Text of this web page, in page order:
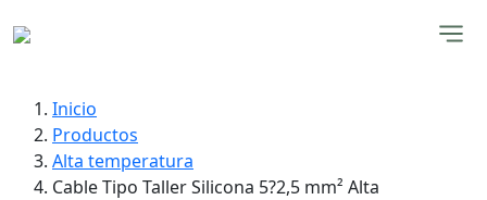
Inicio
Productos
Alta temperatura
Cable Tipo Taller Silicona 5?2,5 mm² Alta